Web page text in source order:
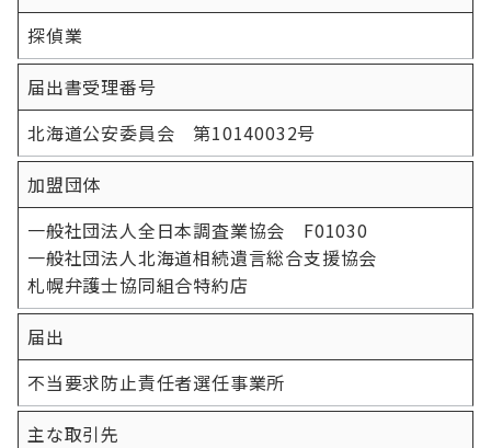
探偵業
届出書受理番号
北海道公安委員会 第10140032号
加盟団体
一般社団法人全日本調査業協会 F01030
一般社団法人北海道相続遺言総合支援協会
札幌弁護士協同組合特約店
届出
不当要求防止責任者選任事業所
主な取引先